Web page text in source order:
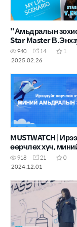
"Амьдралын
Star Master
940 14
1
2025.02.26
MUSTWATCH |
өөрчлөх хүч,
амьдралын зохиол
918 21
0
2024.12.01